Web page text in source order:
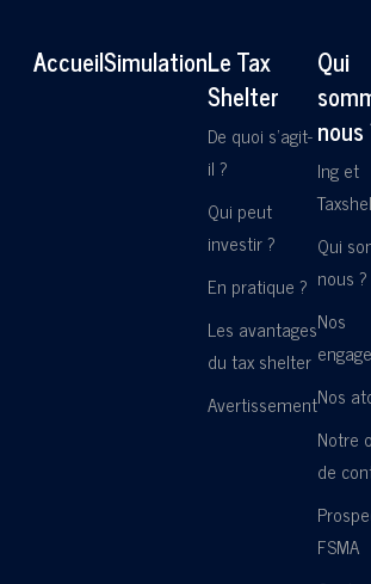
AccueilSimulationLe Tax
Shelter
De quoi s'agit-
il ?
Qui peut
investir ?
En pratique ?
Les avantages
du tax shelter
Avertissement
Qui
nous
Ing et
Qui
nous ?
Nos
Nos
Notre
de
FSMA